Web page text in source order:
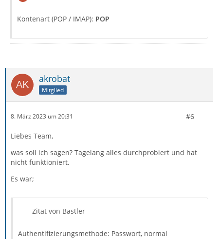
Kontenart (POP / IMAP): POP
akrobat
Mitglied
8. März 2023 um 20:31 #6
Liebes Team,
was soll ich sagen? Tagelang alles durchprobiert und hat
nicht funktioniert.
Es war;
Zitat von Bastler
Authentifizierungsmethode: Passwort, normal